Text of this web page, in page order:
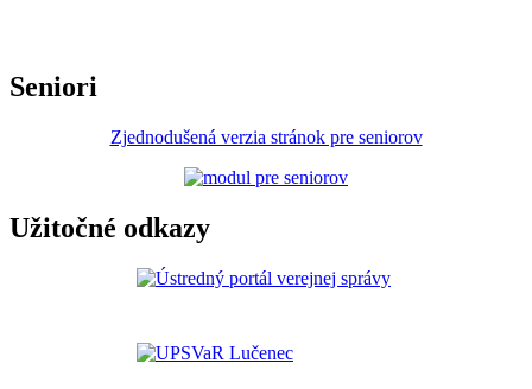
Seniori
Zjednodušená verzia stránok pre seniorov
Užitočné odkazy